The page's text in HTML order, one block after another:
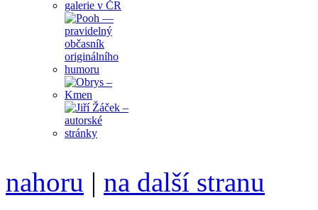
nahoru | na další stranu